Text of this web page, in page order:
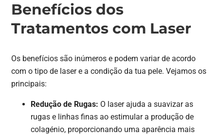
Benefícios dos
Tratamentos com Laser
Os benefícios são inúmeros e podem variar de acordo
com o tipo de laser e a condição da tua pele. Vejamos os
principais:
Redução de Rugas: O laser ajuda a suavizar as
rugas e linhas finas ao estimular a produção de
colagénio, proporcionando uma aparência mais